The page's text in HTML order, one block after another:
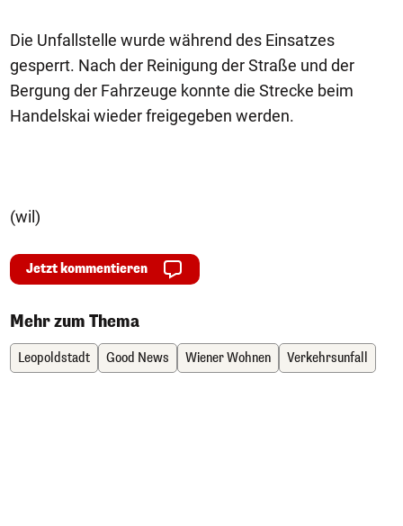
Die Unfallstelle wurde während des Einsatzes
gesperrt. Nach der Reinigung der Straße und der
Bergung der Fahrzeuge konnte die Strecke beim
Handelskai wieder freigegeben werden.
(wil)
Jetzt kommentieren
Mehr zum Thema
Leopoldstadt Good News Wiener Wohnen Verkehrsunfall